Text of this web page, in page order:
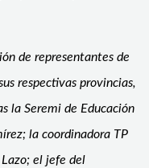
de representantes de
respectivas provincias,
la Seremi de Educación
la coordinadora TP
el jefe del